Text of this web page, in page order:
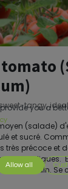
tangy,
(salade)
et sucré.
très précoce et
nordiques.
au jardin. Se
you a
Allow all